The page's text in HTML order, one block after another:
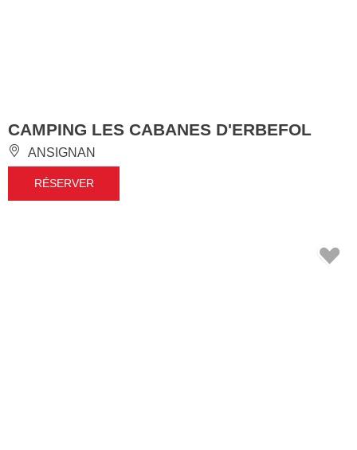
CAMPING LES CABANES D'ERBEFOL
ANSIGNAN
RÉSERVER